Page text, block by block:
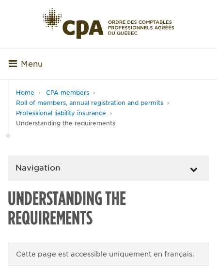
Menu
Home
CPA members
Roll of members, annual registration and permits
Professional liability insurance
Understanding the requirements
Navigation
UNDERSTANDING THE
REQUIREMENTS
Cette page est accessible uniquement en français.